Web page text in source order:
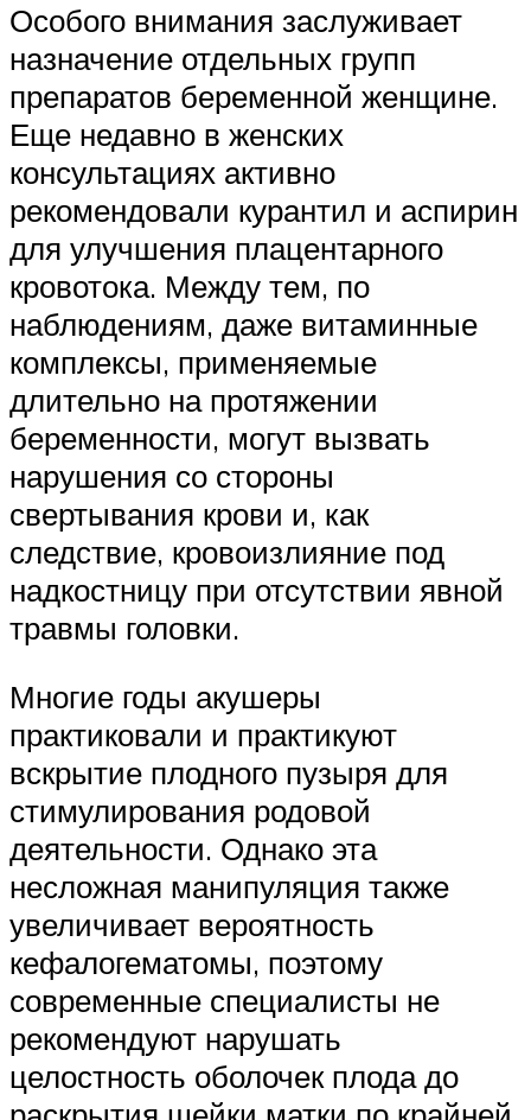
Особого внимания заслуживает
назначение отдельных групп
препаратов беременной женщине.
Еще недавно в женских
консультациях активно
рекомендовали курантил и аспирин
для улучшения плацентарного
кровотока. Между тем, по
наблюдениям, даже витаминные
комплексы, применяемые
длительно на протяжении
беременности, могут вызвать
нарушения со стороны
свертывания крови и, как
следствие, кровоизлияние под
надкостницу при отсутствии явной
травмы головки.
Многие годы акушеры
практиковали и практикуют
вскрытие плодного пузыря для
стимулирования родовой
деятельности. Однако эта
несложная манипуляция также
увеличивает вероятность
кефалогематомы, поэтому
современные специалисты не
рекомендуют нарушать
целостность оболочек плода до